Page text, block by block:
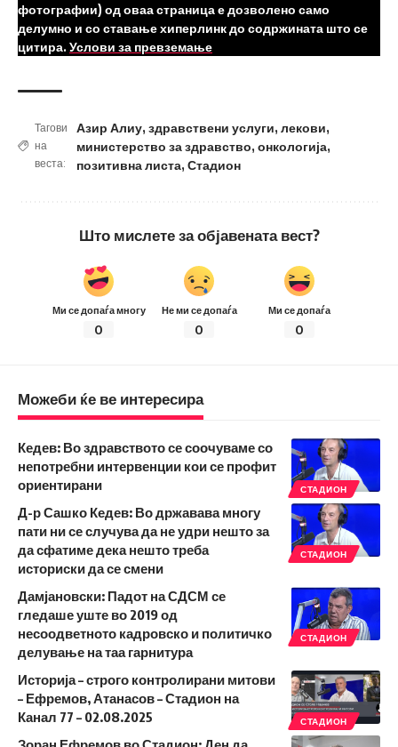
фотографии) од оваа страница е дозволено само
делумно и со ставање хиперлинк до содржината што се
цитира. Услови за превземање
Тагови
на
веста:
Азир Алиу, здравствени услуги, лекови,
министерство за здравство, онкологија,
позитивна листа, Стадион
Што мислете за објавената вест?
Ми се допаѓа многу
0
Не ми се допаѓа
0
Ми се допаѓа
0
Можеби ќе ве интересира
СТАДИОН
Кедев: Во здравството се соочуваме со
непотребни интервенции кои се профит
ориентирани
СТАДИОН
Д-р Сашко Кедев: Во државава многу
пати ни се случува да не удри нешто за
да сфатиме дека нешто треба
историски да се смени
СТАДИОН
Дамјановски: Падот на СДСМ се
гледаше уште во 2019 од
несоодветното кадровско и политичко
делување на таа гарнитура
СТАДИОН
Историја – строго контролирани митови
– Ефремов, Атанасов – Стадион на
Канал 77 – 02.08.2025